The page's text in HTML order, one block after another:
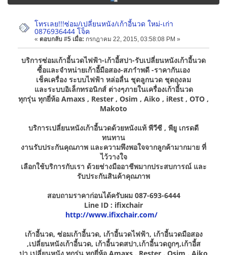
โทรเลย!!!ซ่อม/เปลี่ยนหนัง/เก้าอี้นวด ใหม่-เก่า
0876936444 โจ็ค
« ตอบกลับ #5 เมื่อ: กรกฎาคม 22, 2015, 03:58:08 PM »
บริการซ่อมเก้าอี้นวดไฟฟ้า-เก้าอี้สปา-รับเปลี่ยนหนังเก้าอี้นวด
ซื้อและจำหน่ายเก้าอี้มือสอง-สภาำพดี -ราคากันเอง
เช็คเครื่อง ระบบไฟฟ้า หล่อลื่น ชุดลูกนวด ชุดถุงลม
และระบบอิเล็กทรอนิกส์ ต่างๆภายในเครื่องเก้าอี้นวด
ทุกรุ่น ทุกยี่ห้อ Amaxs , Rester , Osim , Aiko , iRest , OTO ,
Makoto
บริการเปลี่ยนหนังเก้าอี้นวดด้วยหนังแท้ พีวีซี , พียู เกรดดี
ทนทาน
งานรับประกันคุณภาพ และความพึงพอใจจากลูกค้ามากมาย ที่
ไว้วางใจ
เลือกใช้บริการกับเรา ด้วยช่างมืออาชีพมากประสบการณ์ และ
รับประกันสินค้าคุณภาพ
สอบถามราคาก่อนได้ครับผม 087-693-6444
Line ID : ifixchair
http://www.ifixchair.com/
เก้าอี้นวด, ซ่อมเก้าอี้นวด, เก้าอี้นวดไฟฟ้า, เก้าอี้นวดมือสอง
,เปลี่ยนหนังเก้าอี้นวด, เก้าอี้นวดสปา,เก้าอี้นวดถูกๆ,เก้าอี้ส